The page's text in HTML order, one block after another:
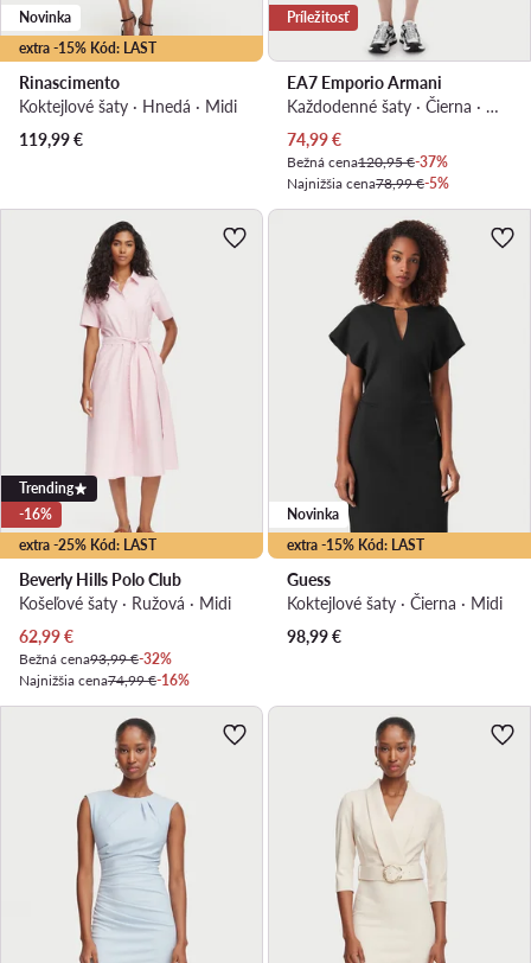
extra -15% Kód: LAST
Novinka
Rinascimento
Koktejlové šaty · Hnedá · Midi
119,99€
Príležitosť
EA7 Emporio Armani
Každodenné šaty · Čierna · Midi
Aktuálna cena
74,99€
Bežná cena120,95 €-37%
Najnižšia cena78,99 €-5%
extra -25% Kód: LAST
Trending
-16%
Beverly Hills Polo Club
Košeľové šaty · Ružová · Midi
Aktuálna cena
62,99€
Bežná cena93,99 €-32%
Najnižšia cena74,99 €-16%
extra -15% Kód: LAST
Novinka
Guess
Koktejlové šaty · Čierna · Midi
98,99€